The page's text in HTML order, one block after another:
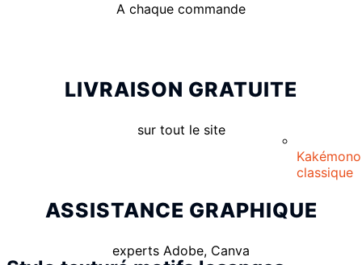
Kakémono
classique
A chaque commande
LIVRAISON GRATUITE
sur tout le site
ASSISTANCE GRAPHIQUE
experts Adobe, Canva